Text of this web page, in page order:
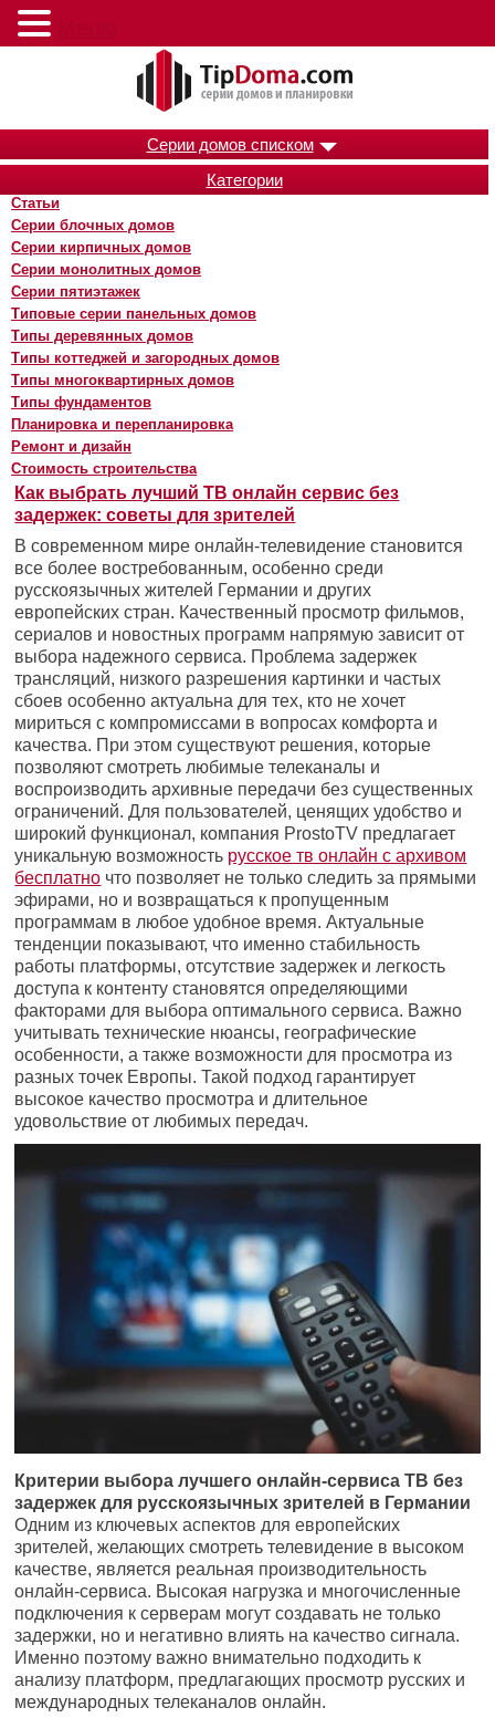
Серии домов списком
Категории
Статьи
Серии блочных домов
Серии кирпичных домов
Серии монолитных домов
Серии пятиэтажек
Типовые серии панельных домов
Типы деревянных домов
Типы коттеджей и загородных домов
Типы многоквартирных домов
Типы фундаментов
Планировка и перепланировка
Ремонт и дизайн
Стоимость строительства
Как выбрать лучший ТВ онлайн сервис без
задержек: советы для зрителей
В современном мире онлайн-телевидение становится
все более востребованным, особенно среди
русскоязычных жителей Германии и других
европейских стран. Качественный просмотр фильмов,
сериалов и новостных программ напрямую зависит от
выбора надежного сервиса. Проблема задержек
трансляций, низкого разрешения картинки и частых
сбоев особенно актуальна для тех, кто не хочет
мириться с компромиссами в вопросах комфорта и
качества. При этом существуют решения, которые
позволяют смотреть любимые телеканалы и
воспроизводить архивные передачи без существенных
ограничений. Для пользователей, ценящих удобство и
широкий функционал, компания ProstoTV предлагает
уникальную возможность русское тв онлайн с архивом
бесплатно что позволяет не только следить за прямыми
эфирами, но и возвращаться к пропущенным
программам в любое удобное время. Актуальные
тенденции показывают, что именно стабильность
работы платформы, отсутствие задержек и легкость
доступа к контенту становятся определяющими
факторами для выбора оптимального сервиса. Важно
учитывать технические нюансы, географические
особенности, а также возможности для просмотра из
разных точек Европы. Такой подход гарантирует
высокое качество просмотра и длительное
удовольствие от любимых передач.
Критерии выбора лучшего онлайн-сервиса ТВ без
задержек для русскоязычных зрителей в Германии
Одним из ключевых аспектов для европейских
зрителей, желающих смотреть телевидение в высоком
качестве, является реальная производительность
онлайн-сервиса. Высокая нагрузка и многочисленные
подключения к серверам могут создавать не только
задержки, но и негативно влиять на качество сигнала.
Именно поэтому важно внимательно подходить к
анализу платформ, предлагающих просмотр русских и
международных телеканалов онлайн.